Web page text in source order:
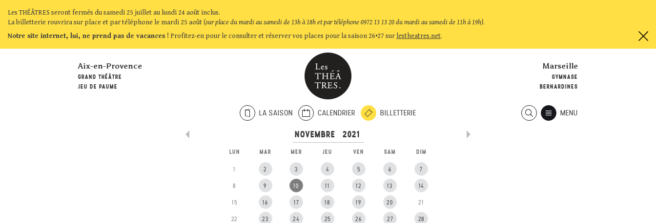
Les THÉÂTRES seront fermés du samedi 25 juillet au lundi 24 août inclus.
La billetterie rouvrira sur place et par téléphone le mardi 25 août (sur place du mardi au samedi de 13h à 18h et par téléphone 0972 13 13 20 du mardi au samedi de 11h à 19h).
Notre site internet, lui, ne prend pas de vacances ! Profitez-en pour le consulter et réserver vos places pour la saison 26•27 sur lestheatres.net.
Marseille
GYMNASE
BERNARDINES
Aix-en-Provence
GRAND THÉÂTRE
JEU DE PAUME
LA SAISON CALENDRIER BILLETTERIE MENU
LUN MAR MER JEU VEN SAM DIM
1 2 3 4 5 6 7
8 9 10 11 12 13 14
15 16 17 18 19 20 21
22 23 24 25 26 27 28